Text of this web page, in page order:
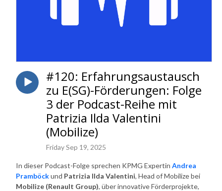
#120: Erfahrungsaustausch
zu E(SG)-Förderungen: Folge
3 der Podcast-Reihe mit
Patrizia Ilda Valentini
(Mobilize)
Friday Sep 19, 2025
In dieser Podcast-Folge sprechen KPMG Expertin Andrea
Pramböckund Patrizia Ilda Valentini, Head of Mobilize bei
Mobilize (Renault Group), über innovative Förderprojekte,